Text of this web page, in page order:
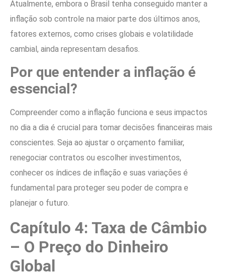
Atualmente, embora o Brasil tenha conseguido manter a
inflação sob controle na maior parte dos últimos anos,
fatores externos, como crises globais e volatilidade
cambial, ainda representam desafios.
Por que entender a inflação é
essencial?
Compreender como a inflação funciona e seus impactos
no dia a dia é crucial para tomar decisões financeiras mais
conscientes. Seja ao ajustar o orçamento familiar,
renegociar contratos ou escolher investimentos,
conhecer os índices de inflação e suas variações é
fundamental para proteger seu poder de compra e
planejar o futuro.
Capítulo 4: Taxa de Câmbio
– O Preço do Dinheiro
Global